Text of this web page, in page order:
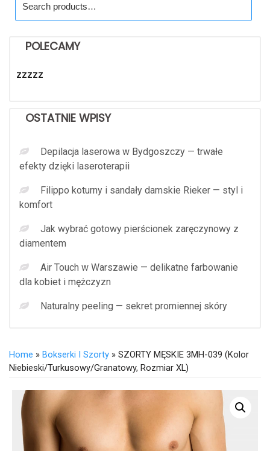
for:
POLECAMY
zzzzz
OSTATNIE WPISY
Depilacja laserowa w Bydgoszczy — trwałe
efekty dzięki laseroterapii
Filippo koturny i sandały damskie Rieker — styl i
komfort
Jak wybrać gotowy pierścionek zaręczynowy z
diamentem
Air Touch w Warszawie — delikatne farbowanie
dla kobiet i mężczyzn
Naturalny peeling — sekret promiennej skóry
Home » Bokserki I Szorty » SZORTY MĘSKIE 3MH-039 (kolor
Niebieski/turkusowy/granatowy, Rozmiar XL)